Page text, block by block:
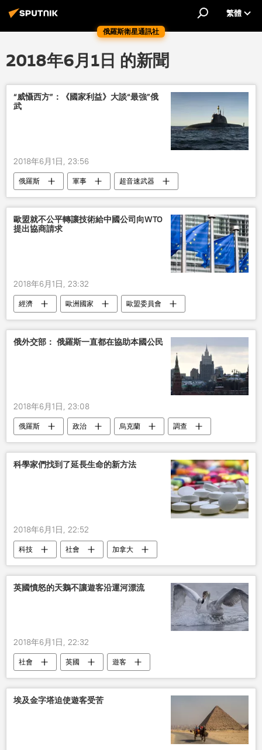
俄羅斯衛星通訊社
繁體
2018年6月1日 的新聞
“威懾西方”：《國家利益》大談“最強”俄
武
2018年6月1日, 23:56
俄羅斯 軍事
超音速武器
武器
軍事技術
歐盟就不公平轉讓技術給中國公司向WTO
提出協商請求
2018年6月1日, 23:32
經濟 歐洲國家
歐盟委員會
調查
技術
中國
世界貿易組織
俄外交部： 俄羅斯一直都在協助本國公民
2018年6月1日, 23:08
俄羅斯 政治 烏克蘭
調查
“俄新社烏克蘭”網站負責人被拘留
科學家們找到了延長生命的新方法
2018年6月1日, 22:52
科技 社會 加拿大
英國憤怒的天鵝不讓遊客沿運河漂流
2018年6月1日, 22:32
社會 英國 遊客
埃及金字塔迫使遊客受苦